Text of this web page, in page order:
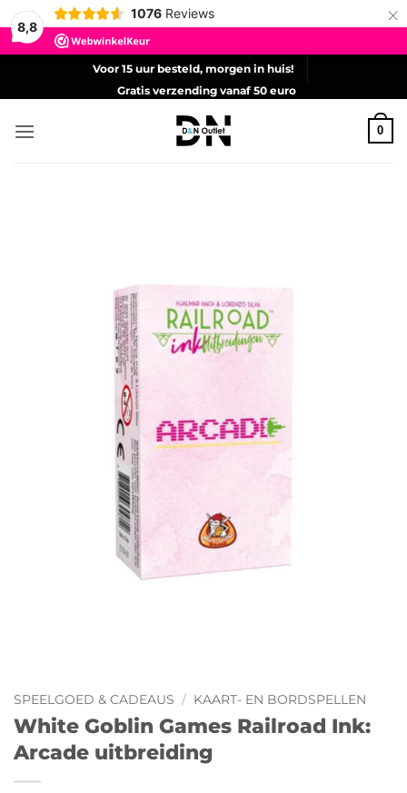
8,8
1076 Reviews ×
Voor 15 uur besteld, morgen in huis!
Gratis verzending vanaf 50 euro
0
SPEELGOED & CADEAUS / KAART- EN BORDSPELLEN
White Goblin Games Railroad Ink:
Arcade uitbreiding